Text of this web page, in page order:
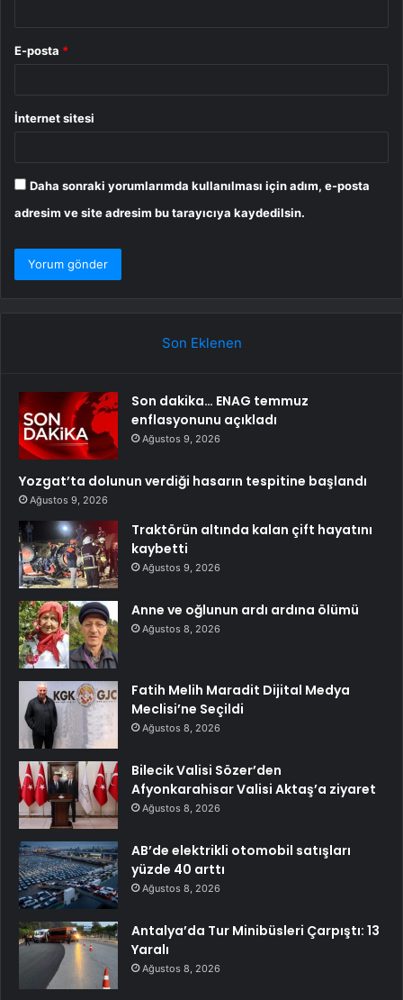
E-posta *
İnternet sitesi
Daha sonraki yorumlarımda kullanılması için adım, e-posta
adresim ve site adresim bu tarayıcıya kaydedilsin.
Son Eklenen
Son dakika… ENAG temmuz
enflasyonunu açıkladı
Ağustos 9, 2026
Yozgat’ta dolunun verdiği hasarın tespitine başlandı
Ağustos 9, 2026
Traktörün altında kalan çift hayatını
kaybetti
Ağustos 9, 2026
Anne ve oğlunun ardı ardına ölümü
Ağustos 8, 2026
Fatih Melih Maradit Dijital Medya
Meclisi’ne Seçildi
Ağustos 8, 2026
Bilecik Valisi Sözer’den
Afyonkarahisar Valisi Aktaş’a ziyaret
Ağustos 8, 2026
AB’de elektrikli otomobil satışları
yüzde 40 arttı
Ağustos 8, 2026
Antalya’da Tur Minibüsleri Çarpıştı: 13
Yaralı
Ağustos 8, 2026